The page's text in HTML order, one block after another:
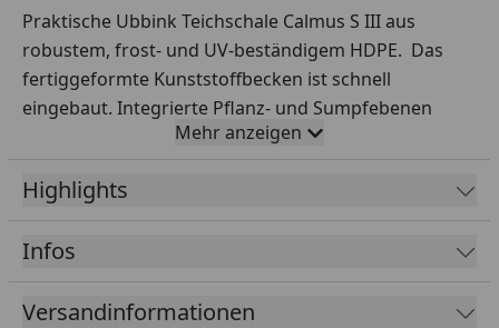
Praktische Ubbink Teichschale Calmus S III aus
robustem, frost- und UV-beständigem HDPE. Das
fertiggeformte Kunststoffbecken ist schnell
eingebaut. Integrierte Pflanz- und Sumpfebenen
sorgen für ein gut funktionierendes Biotop. Für eine
sachgemäße Verwendung muss dieser Fertigteich im
Erdreich eingegraben werden.
Material
Wandstärke
1 mm
Mehr anzeigen
Highlights
Infos
Versandinformationen